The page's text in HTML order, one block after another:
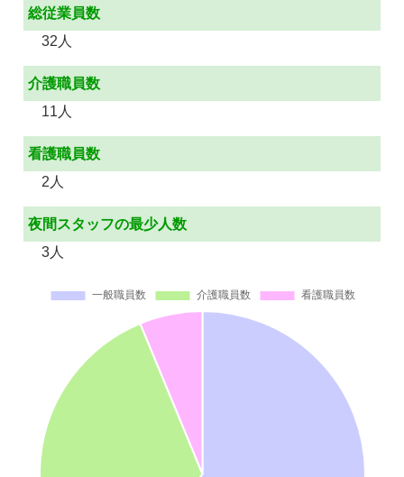
総従業員数
32人
介護職員数
11人
看護職員数
2人
夜間スタッフの最少人数
3人